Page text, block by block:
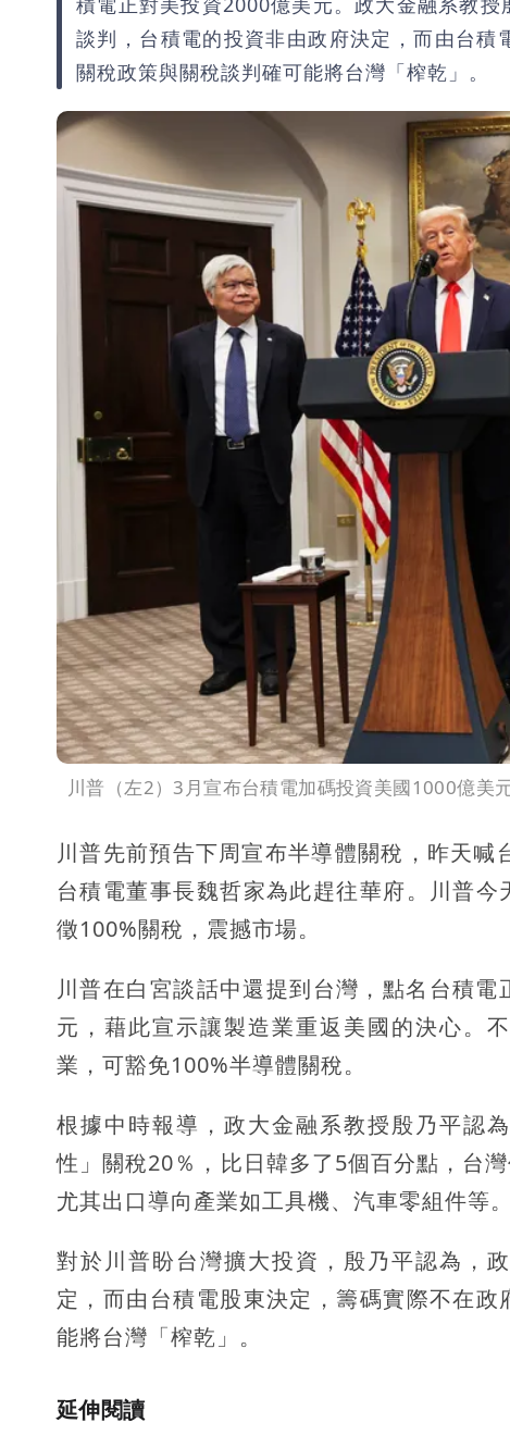
談判，台積電的投資非由政府決定，而由台
關稅政策與關稅談判確可能將台灣「榨乾」。
川普（左2）3月宣布台積電加碼投資美國1000億美
川普先前預告下周宣布半導體關稅，昨天
台積電董事長魏哲家為此趕往華府。川普
徵100%關稅，震撼市場。
川普在白宮談話中還提到台灣，點名台積
元，藉此宣示讓製造業重返美國的決心。
業，可豁免100%半導體關稅。
根據中時報導，政大金融系教授殷乃平認
性」關稅20％，比日韓多了5個百分點，台
尤其出口導向產業如工具機、汽車零組件等。
對於川普盼台灣擴大投資，殷乃平認為，
定，而由台積電股東決定，籌碼實際不在
能將台灣「榨乾」。
延伸閱讀